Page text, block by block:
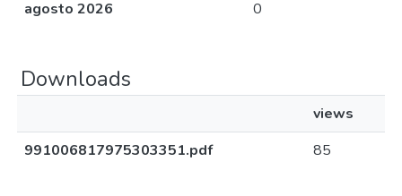
agosto 2026
0
Downloads
views
991006817975303351.pdf
85